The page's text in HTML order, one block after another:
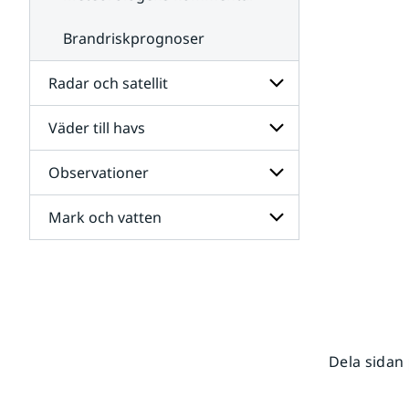
Brandriskprognoser
Radar och satellit
Undersidor
för
Radar
och
satellit
Väder till havs
Undersidor
för
Väder
till
havs
Observationer
Undersidor
för
Mark och vatten
Dela sidan